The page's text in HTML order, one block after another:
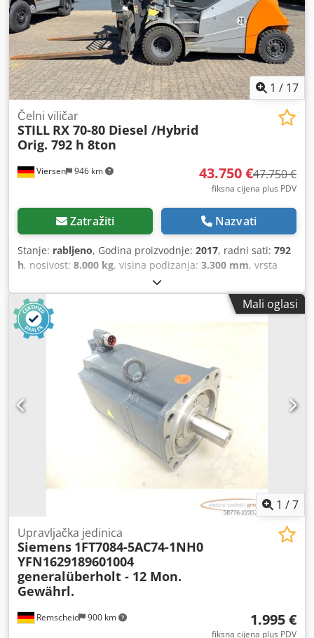
1 / 17
Viersen 946 km
Čelni viličar
STILL RX 70-80 Diesel /Hybrid
Orig. 792 h 8ton
43.750 €47.750 €
fiksna cijena plus PDV
Zatražiti Nazvati
Stanje: rabljeno, Godina proizvodnje: 2017, radni sati: 792
h, nosivost: 8.000 kg, visina podizanja: 3.300 mm, vrsta
, građevinska visina:
prijenosa:automatski, Oprema:kabina,
Mali oglasi
1 /7
Remscheid 900 km
Upravljačka jedinica
Siemens 1FT7084-5AC74-1NH0
YFN1629189601004
generalüberholt - 12 Mon.
Gewährl.
1.995 €
fiksna cijena plus PDV